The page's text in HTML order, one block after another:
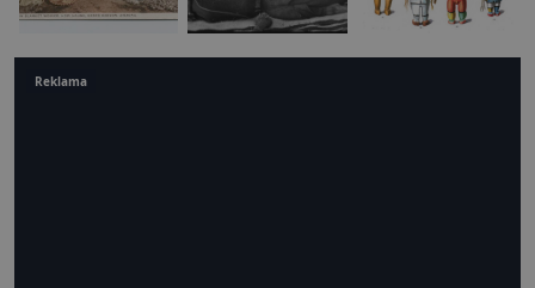
Reklama